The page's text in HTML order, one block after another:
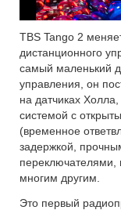
TBS Tango 2
дистанционного
самый маленький
управления, он
на датчиках
системой с
(временное
задержкой,
переключателями,
многим другим.
Это первый